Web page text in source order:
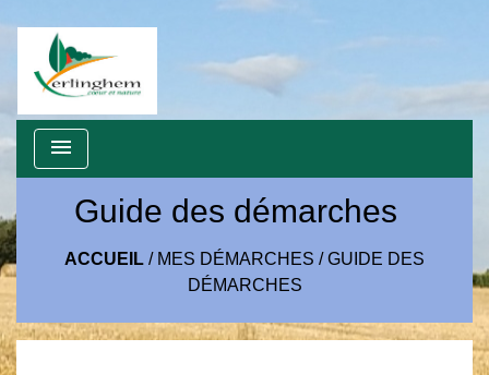
menu
Guide des démarches
ACCUEIL / MES DÉMARCHES /GUIDE DES
DÉMARCHES